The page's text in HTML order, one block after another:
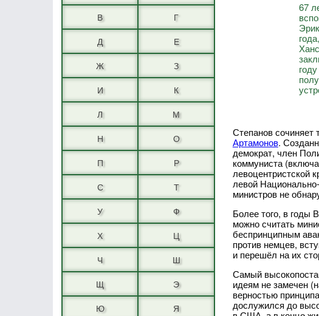
В
Г
Д
Е
Ж
З
И
К
Л
М
Н
О
П
Р
С
Т
У
Ф
Х
Ц
Ч
Ш
Щ
Э
Ю
Я
67
Степанов сочиняет
Артамонов.
демократ, член
коммуниста
левоцентристской
левой
министров не
Более того, в годы
можно считать
беспринципным
против немцев,
и перешёл на их
Самый
идеям не замечен
верностью
дослужился до